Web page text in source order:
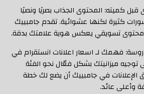
كميته: المحتوى الجذاب بصريًا ونصيًا
كثيرة لكنها عشوائية. تقدم جامبييك
تسويقي يعكس هوية علامتك بدقة.
فهمك لـ اسعار اعلانات انستقرام في
ميزانيتك بشكل فعّال نحو الفئة
الإعلانات في جامبييك أن يضع لك خطة
وأعلى عائد.